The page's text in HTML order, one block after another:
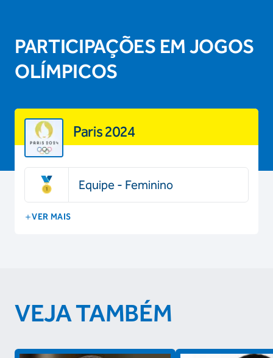
PARTICIPAÇÕES EM JOGOS
OLÍMPICOS
Paris 2024
Equipe - Feminino
VER MAIS
VEJA TAMBÉM